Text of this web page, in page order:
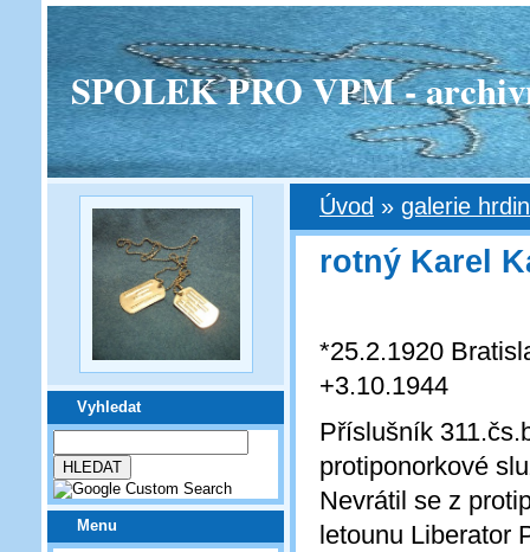
SPOLEK PRO VPM -
Vyhledat
Menu
Úvod » galerie
rotný Karel
*25.2.1920
+3.10.1944
Příslušník
protiponorkové
Nevrátil se z
letounu Liberator